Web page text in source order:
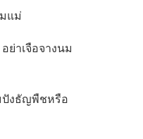
แม่
าเจือจางนม
ปังธัญพืชหรือ